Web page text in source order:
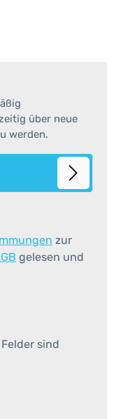
über neue
werden.
zur
gelesen und
sind